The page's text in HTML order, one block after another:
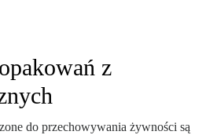
z
do przechowywania żywności są